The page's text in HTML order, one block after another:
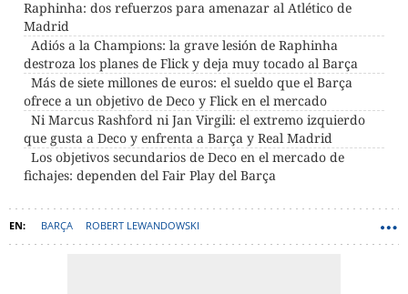
Raphinha: dos refuerzos para amenazar al Atlético de
Madrid
Adiós a la Champions: la grave lesión de Raphinha
destroza los planes de Flick y deja muy tocado al Barça
Más de siete millones de euros: el sueldo que el Barça
ofrece a un objetivo de Deco y Flick en el mercado
Ni Marcus Rashford ni Jan Virgili: el extremo izquierdo
que gusta a Deco y enfrenta a Barça y Real Madrid
Los objetivos secundarios de Deco en el mercado de
fichajes: dependen del Fair Play del Barça
BARÇA ROBERT LEWANDOWSKI